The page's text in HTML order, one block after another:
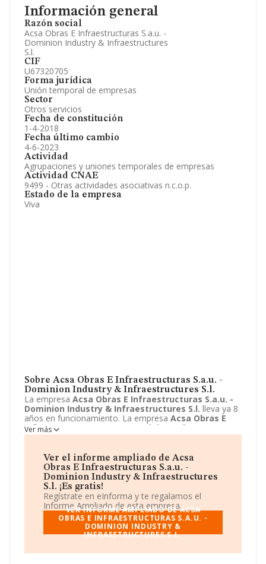
Información general
Razón social
Acsa Obras E Infraestructuras S.a.u. -
Dominion Industry & Infraestructures
S.l.
CIF
U67320705
Forma jurídica
Unión temporal de empresas
Sector
Otros servicios
Fecha de constitución
1-4-2018
Fecha último cambio
4-6-2023
Actividad
Agrupaciones y uniones temporales de empresas
Actividad CNAE
9499 - Otras actividades asociativas n.c.o.p.
Estado de la empresa
Viva
Sobre Acsa Obras E Infraestructuras S.a.u. -
Dominion Industry & Infraestructures S.l.
La empresa Acsa Obras E Infraestructuras S.a.u. -
Dominion Industry & Infraestructures S.l. lleva ya 8
años en funcionamiento. La empresa Acsa Obras E
Infraestructuras S.a.u. - Dominion Industry &
Infraestructures S.l.sita en Calle Asturies, 810, sant
compañía es 9499 - Otras actividades asociativas
n.c.o.p.. La empreaAcsa Obras E Infraestructuras
S.a.u. - Dominion Industry & Infraestructures S.l.
se registra como Unión temporal de empresas.
Ver más
Ver el informe ampliado de Acsa
Obras E Infraestructuras S.a.u. -
Dominion Industry & Infraestructures
S.l. ¡Es gratis!
Regístrate en eInforma y te regalamos el
Informe Ampliado de esta empresa.
VER INFORME AMPLIADO DE ACSA
OBRAS E INFRAESTRUCTURAS S.A.U. -
DOMINION INDUSTRY &
INFRAESTRUCTURES S.L.
Accionistas.
Participaciones y Vinculaciones en otras empresas.
Artículos de prensa publicados sobre la empresa.
Información oficial y registral complementaria.